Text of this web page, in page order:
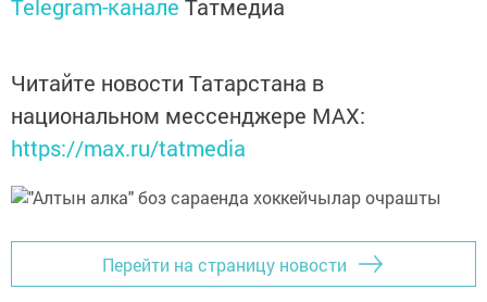
Telegram-канале Татмедиа
Читайте новости Татарстана в
национальном мессенджере MАХ:
https://max.ru/tatmedia
Перейти на страницу новости